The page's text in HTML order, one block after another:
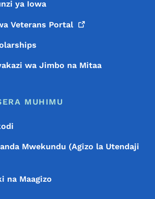
ya Iowa
Veterans Portal
wa Jimbo na Mitaa
MUHIMU
Mwekundu (Agizo la Utendaji
na Maagizo